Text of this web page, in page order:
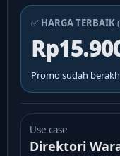
✅ HARGA TERBAIK
Promo sudah
Use case
Direktori